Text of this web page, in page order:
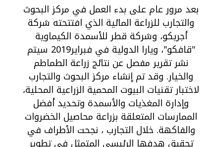
بعد مرور عام على بدء العمل في مركز البحوث
والتجارب للزراعة المائية الذي افتتحته شركة
أجريكو، وشركة قطر للأسمدة الكيماوية
"قافكو"، ويارا الدولية في فبراير2019 سيتم
نشر تقرير مفصل عن نتائج زراعة الطماطم
والخيار. وقد تم إنشاء مركز البحوث والتجارب
لاختبار تقنيات البيوت المحمية الزراعية المحلية،
وإدارة المغذيات والأسمدة وتحديد أفضل
الممارسات المتعلقة بزراعة محاصيل الخضروات
والفاكهة. خلال التجارب ، نجحت الأطراف في
تحقيق هدفها الرئيسي المتمثل في تطوير